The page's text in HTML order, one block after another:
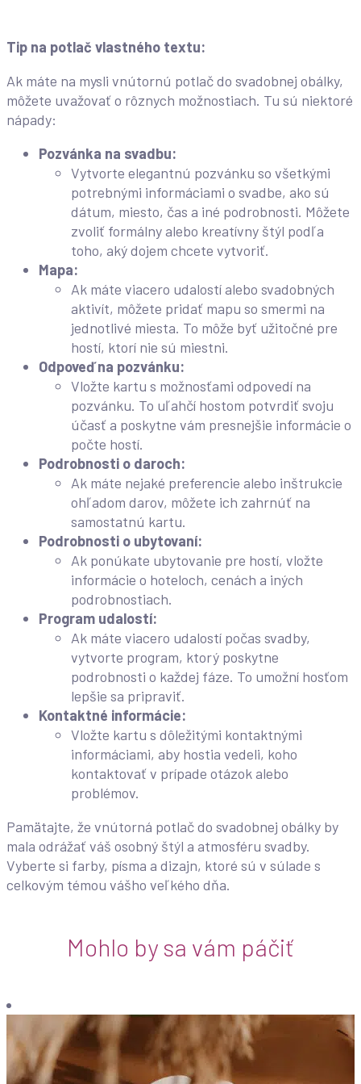
Tip na potlač vlastného textu:
Ak máte na mysli vnútornú potlač do svadobnej obálky,
môžete uvažovať o rôznych možnostiach. Tu sú niektoré
nápady:
Pozvánka na svadbu:
Vytvorte elegantnú pozvánku so všetkými
potrebnými informáciami o svadbe, ako sú
dátum, miesto, čas a iné podrobnosti. Môžete
zvoliť formálny alebo kreatívny štýl podľa
toho, aký dojem chcete vytvoriť.
Mapa:
Ak máte viacero udalostí alebo svadobných
aktivít, môžete pridať mapu so smermi na
jednotlivé miesta. To môže byť užitočné pre
hostí, ktorí nie sú miestni.
Odpoveď na pozvánku:
Vložte kartu s možnosťami odpovedí na
pozvánku. To uľahčí hostom potvrdiť svoju
účasť a poskytne vám presnejšie informácie o
počte hostí.
Podrobnosti o daroch:
Ak máte nejaké preferencie alebo inštrukcie
ohľadom darov, môžete ich zahrnúť na
samostatnú kartu.
Podrobnosti o ubytovaní:
Ak ponúkate ubytovanie pre hostí, vložte
informácie o hoteloch, cenách a iných
podrobnostiach.
Program udalostí:
Ak máte viacero udalostí počas svadby,
vytvorte program, ktorý poskytne
podrobnosti o každej fáze. To umožní hosťom
lepšie sa pripraviť.
Kontaktné informácie:
Vložte kartu s dôležitými kontaktnými
informáciami, aby hostia vedeli, koho
kontaktovať v prípade otázok alebo
problémov.
Pamätajte, že vnútorná potlač do svadobnej obálky by
mala odrážať váš osobný štýl a atmosféru svadby.
Vyberte si farby, písma a dizajn, ktoré sú v súlade s
celkovým témou vášho veľkého dňa.
Mohlo by sa vám páčiť